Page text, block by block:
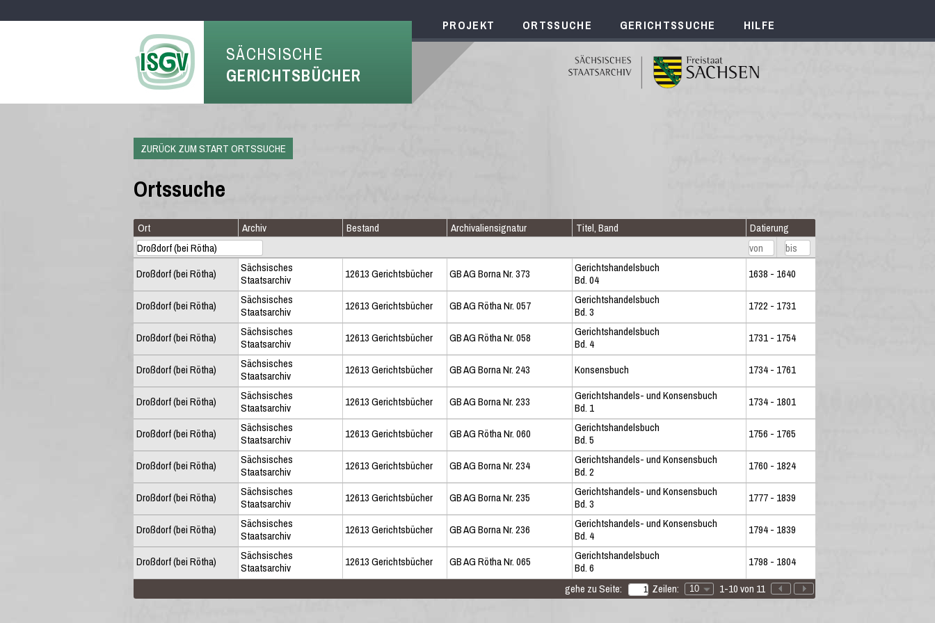
SÄCHSISCHE
GERICHTSBÜCHER
PROJEKT ORTSSUCHE GERICHTSSUCHE HILFE
ZURÜCK ZUM START ORTSSUCHE
Ortssuche
Ort Archiv Bestand Archivaliensignatur Titel, Band Datierung
Droßdorf (bei Rötha)
Sächsisches
Staatsarchiv
12613 Gerichtsbücher GB AG Borna Nr. 373
Gerichtshandelsbuch
Bd. 04
1638 - 1640
Droßdorf (bei Rötha)
Sächsisches
Staatsarchiv
12613 Gerichtsbücher GB AG Rötha Nr. 057
Gerichtshandelsbuch
Bd. 3
1722 - 1731
Droßdorf (bei Rötha)
Sächsisches
Staatsarchiv
12613 Gerichtsbücher GB AG Rötha Nr. 058
Gerichtshandelsbuch
Bd. 4
1731 - 1754
Droßdorf (bei Rötha)
Sächsisches
Staatsarchiv
12613 Gerichtsbücher GB AG Borna Nr. 243 Konsensbuch 1734 - 1761
Droßdorf (bei Rötha)
Sächsisches
Staatsarchiv
12613 Gerichtsbücher GB AG Borna Nr. 233
Gerichtshandels- und Konsensbuch
Bd. 1
1734 - 1801
Droßdorf (bei Rötha)
Sächsisches
Staatsarchiv
12613 Gerichtsbücher GB AG Rötha Nr. 060
Gerichtshandelsbuch
Bd. 5
1756 - 1765
Droßdorf (bei Rötha)
Sächsisches
Staatsarchiv
12613 Gerichtsbücher GB AG Borna Nr. 234
Gerichtshandels- und Konsensbuch
Bd. 2
1760 - 1824
Droßdorf (bei Rötha)
Sächsisches
Staatsarchiv
12613 Gerichtsbücher GB AG Borna Nr. 235
Gerichtshandels- und Konsensbuch
Bd. 3
1777 - 1839
Droßdorf (bei Rötha)
Sächsisches
Staatsarchiv
12613 Gerichtsbücher GB AG Borna Nr. 236
Gerichtshandels- und Konsensbuch
Bd. 4
1794 - 1839
Droßdorf (bei Rötha)
Sächsisches
Staatsarchiv
12613 Gerichtsbücher GB AG Rötha Nr. 065
Gerichtshandelsbuch
Bd. 6
1798 - 1804
1-10 von 11
10
Zeilen:
gehe zu Seite: